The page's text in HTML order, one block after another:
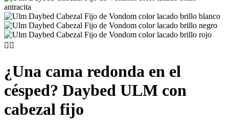
 
¿Una cama redonda en el
césped? Daybed ULM con
cabezal fijo